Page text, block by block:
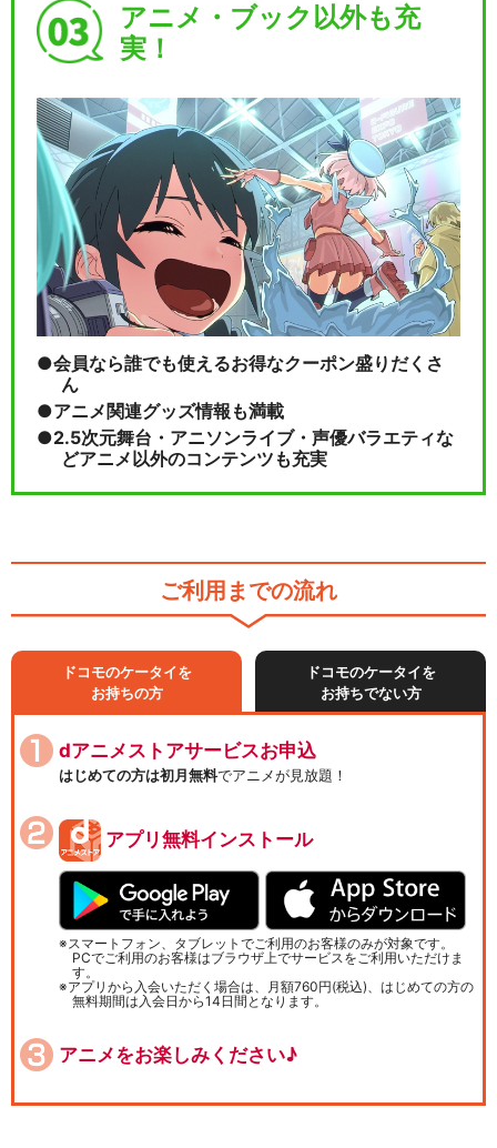
アニメ・ブック以外も充
実！
会員なら誰でも使えるお得なクーポン盛りだくさ
ん
アニメ関連グッズ情報も満載
2.5次元舞台・アニソンライブ・声優バラエティな
どアニメ以外のコンテンツも充実
ご利用までの流れ
ドコモのケータイを
お持ちの方
ドコモのケータイを
お持ちでない方
dアニメストアサービスお申込
はじめての方は初月無料でアニメが見放題！
アプリ無料インストール
スマートフォン、タブレットでご利用のお客様のみが対象です。
PCでご利用のお客様はブラウザ上でサービスをご利用いただけま
す。
アプリから入会いただく場合は、月額760円(税込)、はじめての方の
無料期間は入会日から14日間となります。
アニメをお楽しみください♪